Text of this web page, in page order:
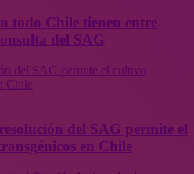
todo Chile tienen entre
del SAG
del SAG permite el cultivo
Chile
del SAG permite el
en Chile